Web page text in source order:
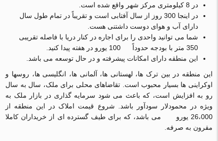
در 8 کیلومتری مرکز شهر واقع شده است.
در اینجا 300 روز از سال آفتابی است و تقریباً در تمام طول سال
دارای آب و هوای دوست داشتنی هست.
شما می توانید واحدی را برای اجاره در کنار دریا با فاصله تقریبی
350 متر با بودجه حدوداً 100 یورو در هفته پیدا کنید.
این منطقه دارای امکانات پیشرفته و در حال توسعه می باشد.
این منطقه در بین ترک ها، لهستانی ها، آلمانی ها، انگلیسی ها، روسها و
اوکراینی ها بسیار محبوب است. تقاضاهای محلی برای ملک، سال به سال
رو به افزایش است، که باعث می شود سرمایه گذاری در بازار ملک به
ویژه در محمودلار سودآور باشد. شروع قیمت املاک در این منطقه از
26،000 یورو می باشد، که برای طیف گسترده ای از خریداران کاملا
مقرون به صرفه.